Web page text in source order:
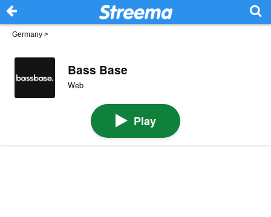
Germany >
Bass Base
Web
Play